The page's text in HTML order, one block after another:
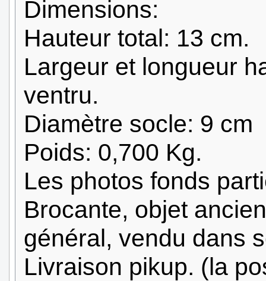
Dimensions:
Hauteur total: 13 cm.
Largeur et longueur
ventru.
Diamètre socle: 9 cm
Poids: 0,700 Kg.
Les photos fonds
Brocante, objet
général, vendu dans
Livraison pikup. (la